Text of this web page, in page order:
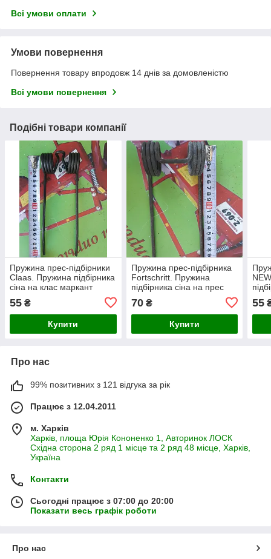
Всі умови оплати
Умови повернення
Повернення товару впродовж 14 днів за домовленістю
Всі умови повернення
Подібні товари компанії
Пружина прес-підбірники
Claas. Пружина підбірника
сіна на клас маркант
55 ₴
Купити
Пружина прес-підбірника
Fortschritt. Пружина
підбірника сіна на прес
70₴
Купити
55
Про нас
99% позитивних з 121 відгука за рік
Працює з 12.04.2011
м. Харків
Харків, площа Юрія Кононенко 1, Авторинок ЛОСК
Східна сторона 2 ряд 1 місце та 2 ряд 48 місце, Харків,
Україна
Контакти
Сьогодні працює з 07:00 до 20:00
Показати весь графік роботи
Про нас